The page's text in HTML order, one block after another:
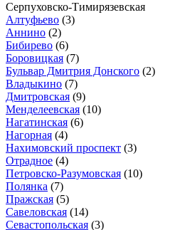
Серпуховско-Тимирязевская
Алтуфьево (3)
Аннино (2)
Бибирево (6)
Боровицкая (7)
Бульвар Дмитрия Донского (2)
Владыкино (7)
Дмитровская (9)
Менделеевская (10)
Нагатинская (6)
Нагорная (4)
Нахимовский проспект (3)
Отрадное (4)
Петровско-Разумовская (10)
Полянка (7)
Пражская (5)
Савеловская (14)
Севастопольская (3)